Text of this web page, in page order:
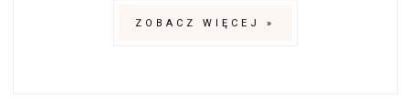
ZOBACZ WIĘCEJ »